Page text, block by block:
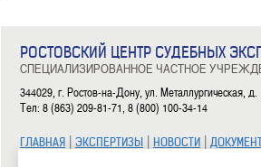
РОСТОВСКИЙ ЦЕНТР СУДЕБНЫХ
СПЕЦИАЛИЗИРОВАННОЕ ЧАСТНОЕ
344029, г. Ростов-на-Дону, ул. Металлургическая,
Тел: 8 (863) 209-81-71, 8 (800) 100-34-14
ГЛАВНАЯ | ЭКСПЕРТИЗЫ | НОВОСТИ |